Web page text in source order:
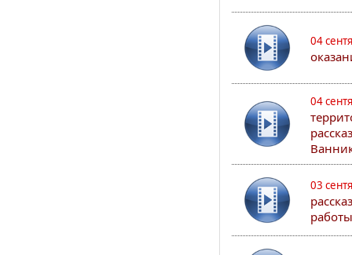
04
04
03